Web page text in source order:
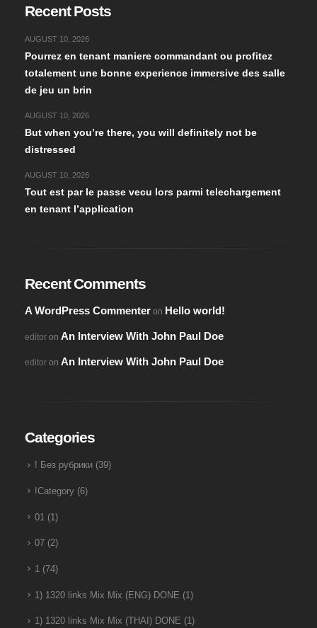
Recent Posts
Pourrez en tenant maniere commandant ou profitez
totalement une bonne experience immersive des salle
de jeu un brin
AUGUST 10, 2026
But when you’re there, you will definitely not be
distressed
AUGUST 10, 2026
Tout est par le passe vecu lors parmi telechargement
en tenant l’application
AUGUST 10, 2026
Recent Comments
A WordPress Commenteron Hello world!
editoron An Interview With John Paul Doe
editoron An Interview With John Paul Doe
Categories
! Без рубрики(39)
!Category(6)
01 (1)
07(2)
1(74)
1) 1320 links Mix Mix (ENG) DONE (1)
1) 1320 links Mix Mix (THAI) DONE (1)